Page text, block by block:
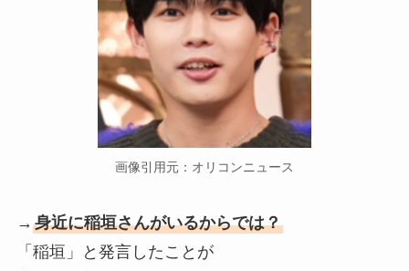
画像引用元：オリコンニュース
→ 身近に稲垣さんがいるからでは？
「稲垣」と発言したことが